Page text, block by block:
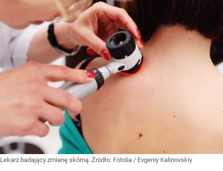
Lekarz badający zmianę skórną. Źródło: Fotolia / Evgeniy Kalinovskiy